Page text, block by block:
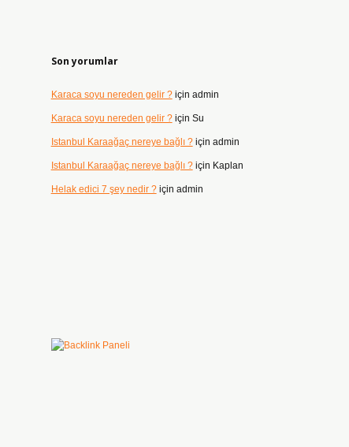
Son yorumlar
Karaca soyu nereden gelir ?için admin
Karaca soyu nereden gelir ?için Su
Istanbul Karaağaç nereye bağlı ?için admin
Istanbul Karaağaç nereye bağlı ?için Kaplan
Helak edici 7 şey nedir ?için admin